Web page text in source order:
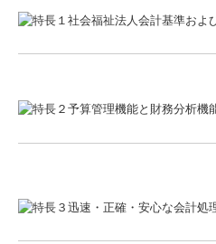
金融機関の皆様へ